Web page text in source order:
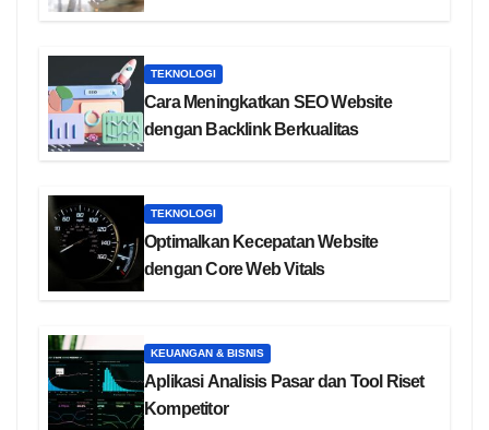
TEKNOLOGI
Cara Meningkatkan SEO Website
dengan Backlink Berkualitas
TEKNOLOGI
Optimalkan Kecepatan Website
dengan Core Web Vitals
KEUANGAN & BISNIS
Aplikasi Analisis Pasar dan Tool Riset
Kompetitor